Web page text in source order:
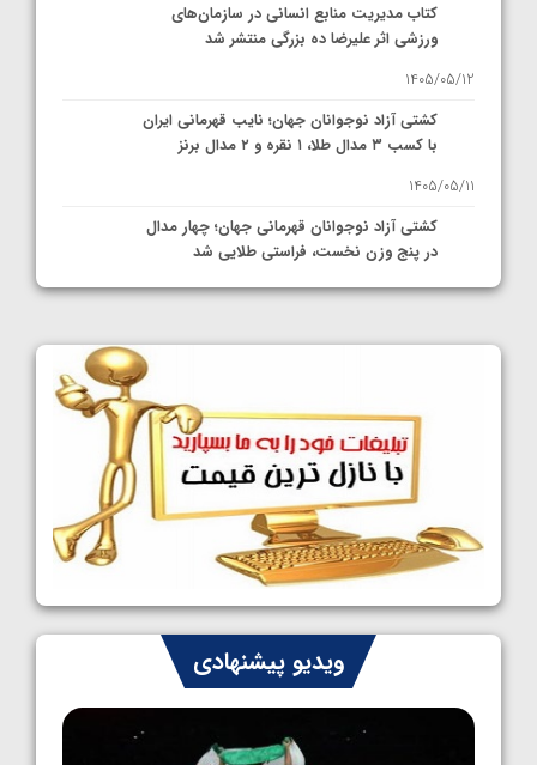
کتاب مدیریت منابع انسانی در سازمان‌های
ورزشی اثر علیرضا ده بزرگی منتشر شد
1405/05/12
کشتی آزاد نوجوانان جهان؛ نایب قهرمانی ایران
با کسب ۳ مدال طلا، ۱ نقره و ۲ مدال برنز
1405/05/11
کشتی آزاد نوجوانان قهرمانی جهان؛ چهار مدال
در پنج وزن نخست، فراستی طلایی شد
1405/05/11
کشتی آزاد نوجوانان جهان؛ رقبای نمایندگان
ایران مشخص شدند
1405/05/08
کشتی فرنگی نوجوانان جهان؛ سکوی تیمی
سوم برای ایران
1405/05/07
ایران چشم به راه چهار مدال در پنج وزن دوم
کشتی فرنگی نوجوانان جهان
1405/05/06
ویدیو پیشنهادی